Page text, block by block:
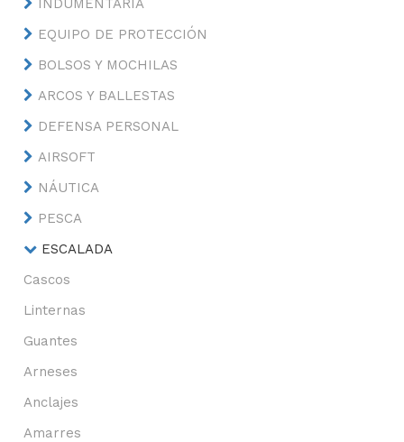
INDUMENTARIA
EQUIPO DE PROTECCIÓN
BOLSOS Y MOCHILAS
ARCOS Y BALLESTAS
DEFENSA PERSONAL
AIRSOFT
NÁUTICA
PESCA
ESCALADA
Cascos
Linternas
Guantes
Arneses
Anclajes
Amarres